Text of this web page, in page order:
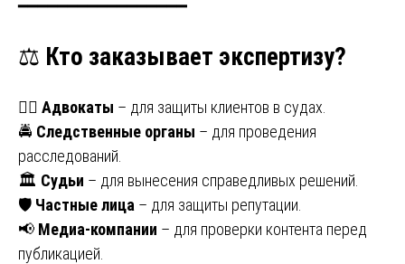
━━━━━━━━━━━━━━━━━
⚖️ Кто заказывает экспертизу?
👨‍⚖️ Адвокаты – для защиты клиентов в судах.
🚔 Следственные органы – для проведения
расследований.
🏛 Судьи – для вынесения справедливых решений.
🛡 Частные лица – для защиты репутации.
📢 Медиа-компании – для проверки контента перед
публикацией.